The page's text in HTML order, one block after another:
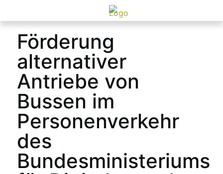
Förderung
alternativer
Antriebe von
Bussen im
Personenverkehr
des
Bundesministeriums